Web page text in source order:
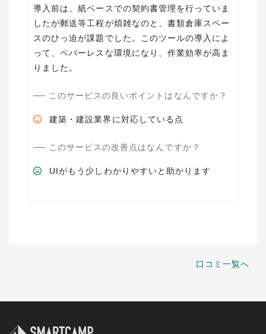
導入前は、紙ベースでの契約書管理を行っていま
したが郵送等工程が煩雑なのと、書類倉庫スペー
スのひっ迫が課題でした。このツールの導入によ
って、ペパーレスな環境になり、作業効率が高ま
りました。
このサービスの良いポイントはなんですか？
建築・建設業界に対応している点
このサービスの改善点はなんですか？
UIがもう少しわかりやすいと助かります
口コミ一覧へ